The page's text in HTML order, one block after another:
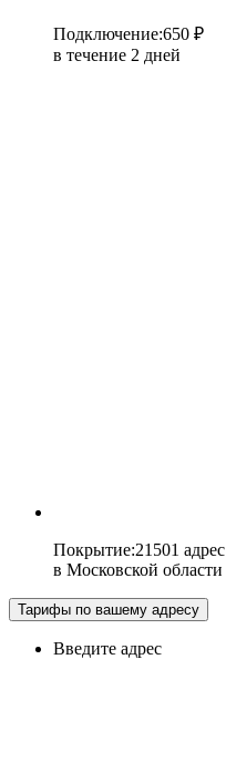
Подключение:650 ₽
в течение 2 дней
Покрытие:21501 адрес
в Московской области
Тарифы по вашему адресу
Введите адрес